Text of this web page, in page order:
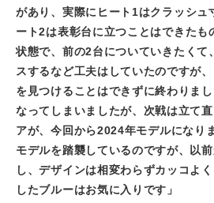
があり、実際にヒート1はクラッシ
ート2は表彰台に立つことはできたも
状態で、前の2台についていきたくて
スするなど工夫はしていたのですが
を見つけることはできずに終わりま
なってしまいましたが、次戦は立て
アが、今回から2024年モデルになり
モデルを踏襲しているのですが、以
し、デザインは相変わらずカッコよ
したブルーはお気に入りです」